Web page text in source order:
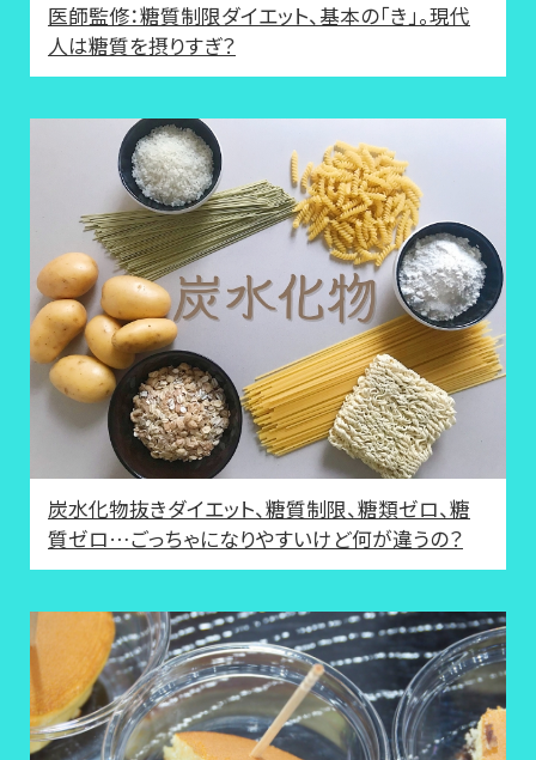
医師監修：糖質制限ダイエット、基本の「き」。現代
人は糖質を摂りすぎ？
炭水化物抜きダイエット、糖質制限、糖類ゼロ、糖
質ゼロ…ごっちゃになりやすいけど何が違うの？